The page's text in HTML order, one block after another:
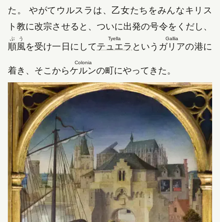
た。 やがてウルスラは、乙女たちをみんなキリス
ト教に改宗させると、ついに出発の号令をくだし、
順風
ぷう
を受け一日にしてテュエラ
Tyella
という ガリア
Gallia
の港に
着き、そこからケルン
Colonia
の町にやってきた。